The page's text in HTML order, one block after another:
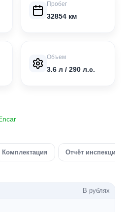
Пробег
32854 км
Объем
3.6 л / 290 л.с.
Комплектация Отчёт инспекции
В рублях